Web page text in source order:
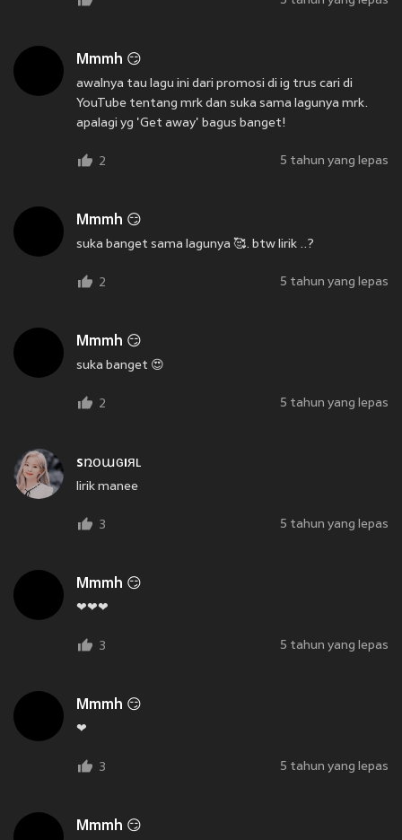
Mmmh 😏
awalnya tau lagu ini dari promosi di ig trus cari di
YouTube tentang mrk dan suka sama lagunya mrk.
apalagi yg 'Get away' bagus banget!
2 5 tahun yang lepas
Mmmh 😏
suka banget sama lagunya 🥰. btw lirik ..?
2 5 tahun yang lepas
Mmmh 😏
suka banget 😍
2 5 tahun yang lepas
sռօաɢıяʟ
lirik manee
3 5 tahun yang lepas
Mmmh 😏
❤❤❤
3 5 tahun yang lepas
Mmmh 😏
❤
3 5 tahun yang lepas
Mmmh 😏